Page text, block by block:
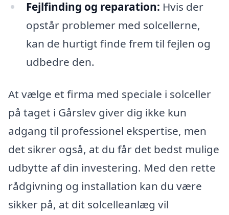
Fejlfinding og reparation: Hvis der
opstår problemer med solcellerne,
kan de hurtigt finde frem til fejlen og
udbedre den.
At vælge et firma med speciale i solceller
på taget i Gårslev giver dig ikke kun
adgang til professionel ekspertise, men
det sikrer også, at du får det bedst mulige
udbytte af din investering. Med den rette
rådgivning og installation kan du være
sikker på, at dit solcelleanlæg vil